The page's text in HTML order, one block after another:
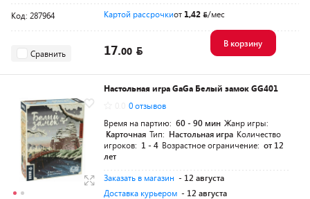
Код: 287964 Картой рассрочкиот 1,42 /мес
Сравнить 17.00
В корзину
Настольная игра GaGa Белый замок GG401
0 отзывов
Время на партию: 60 - 90 мин Жанр игры:
Карточная Тип: Настольная игра Количество
игроков: 1 - 4 Возрастное ограничение: от 12
лет
Заказать в магазин - 12 августа
Доставка курьером - 12 августа